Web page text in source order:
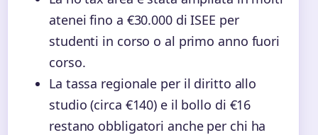
atenei fino a €30.000 di ISEE per
studenti in corso o al primo anno fuori
corso.
La tassa regionale per il diritto allo
studio (circa €140) e il bollo di €16
restano obbligatori anche per chi ha